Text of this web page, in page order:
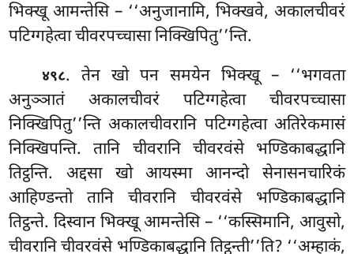
भिक्खू आमन्तेसि – ‘‘अनुजानामि, भिक्खवे, अकालचीवरं
पटिग्गहेत्वा चीवरपच्चासा निक्खिपितु’’न्ति.
४९८. तेन खो पन समयेन भिक्खू – ‘‘भगवता
अनुञ्ञातं अकालचीवरं पटिग्गहेत्वा चीवरपच्चासा
निक्खिपितु’’न्ति अकालचीवरानि पटिग्गहेत्वा अतिरेकमासं
निक्खिपन्ति. तानि चीवरानि चीवरवंसे भण्डिकाबद्धानि
तिट्ठन्ति. अद्दसा खो आयस्मा आनन्दो सेनासनचारिकं
आहिण्डन्तो तानि चीवरानि चीवरवंसे भण्डिकाबद्धानि
तिट्ठन्ते. दिस्वान भिक्खू आमन्तेसि – ‘‘कस्सिमानि, आवुसो,
चीवरानि चीवरवंसे भण्डिकाबद्धानि तिट्ठन्ती’’ति? ‘‘अम्हाकं,